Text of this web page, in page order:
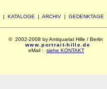
| KATALOGE | ARCHIV| GEDENKTAGE
© 2002-2008 by Antiquariat Hille / Berlin
www.portrait-hille.de
eMail : siehe KONTAKT